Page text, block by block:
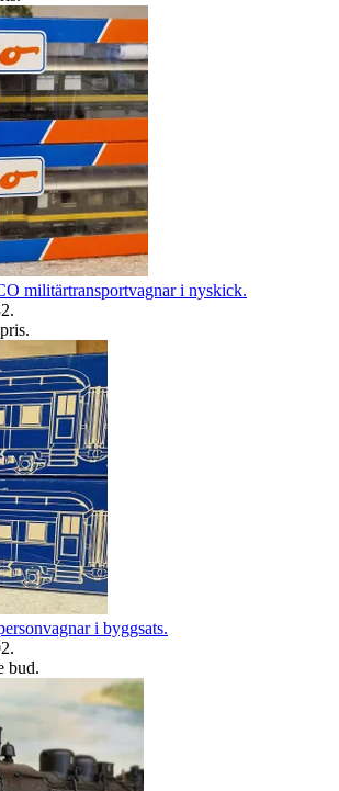
militärtransportvagnar i nyskick.
.
.
i byggsats.
.
bud.